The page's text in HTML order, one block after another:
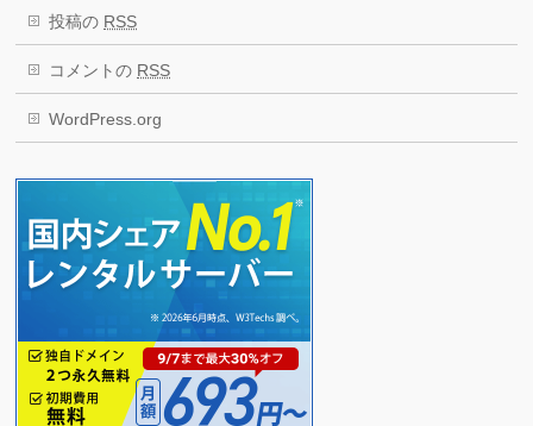
投稿の RSS
コメントの RSS
WordPress.org